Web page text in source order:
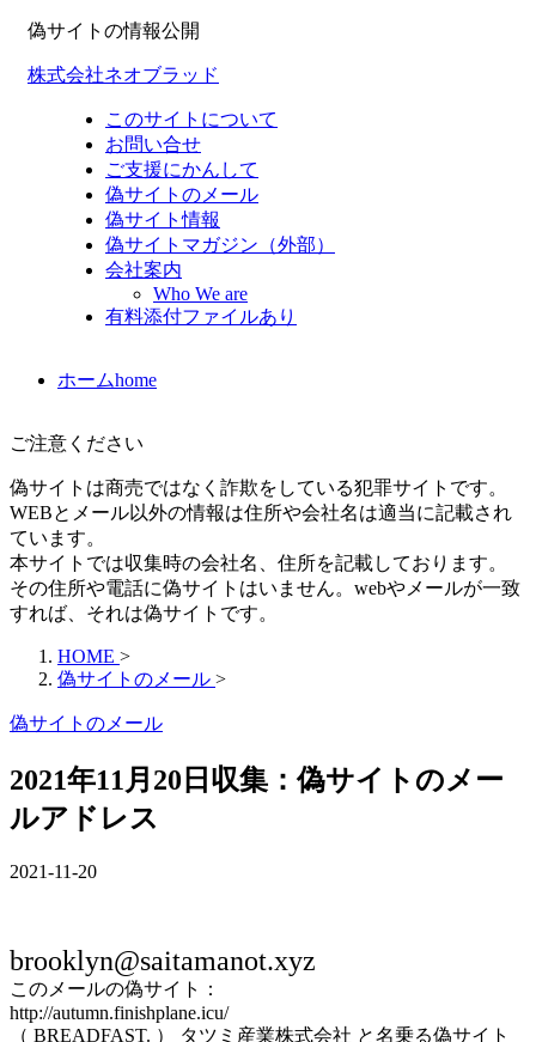
偽サイトの情報公開
株式会社ネオブラッド
このサイトについて
お問い合せ
ご支援にかんして
偽サイトのメール
偽サイト情報
偽サイトマガジン（外部）
会社案内
Who We are
有料添付ファイルあり
ホームhome
ご注意ください
偽サイトは商売ではなく詐欺をしている犯罪サイトです。
WEBとメール以外の情報は住所や会社名は適当に記載され
ています。
本サイトでは収集時の会社名、住所を記載しております。
その住所や電話に偽サイトはいません。webやメールが一致
すれば、それは偽サイトです。
HOME >
偽サイトのメール >
偽サイトのメール
2021年11月20日収集：偽サイトのメー
ルアドレス
2021-11-20
brooklyn@saitamanot.xyz
このメールの偽サイト：
http://autumn.finishplane.icu/
（ BREADFAST. ） タツミ産業株式会社 と名乗る偽サイト